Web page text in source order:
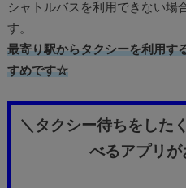
シャトルバスを利用できない場
す。
最寄り駅からタクシーを利用す
すめです☆
＼タクシー待ちをした
べるアプリが